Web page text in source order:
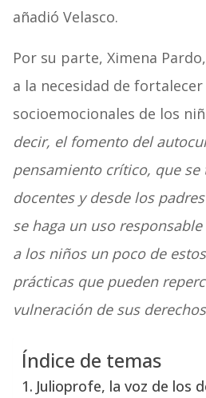
añadió Velasco.
Por su parte, Ximena
a la necesidad de
socioemocionales de los
decir, el fomento del
pensamiento crítico, que
docentes y desde los
se haga un uso
a los niños un poco de
prácticas que pueden
vulneración de sus
Índice de temas
Julioprofe, la voz de los